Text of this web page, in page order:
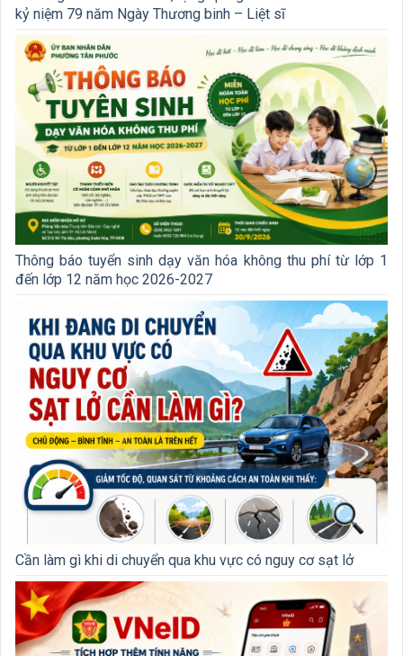
kỷ niệm 79 năm Ngày Thương binh – Liệt sĩ
Thông báo tuyển sinh dạy văn hóa không thu phí từ lớp 1
đến lớp 12 năm học 2026-2027
Cần làm gì khi di chuyển qua khu vực có nguy cơ sạt lở